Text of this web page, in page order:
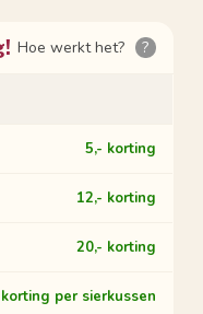
Hoe werkt het? ?
5,- korting
12,- korting
20,- korting
per sierkussen